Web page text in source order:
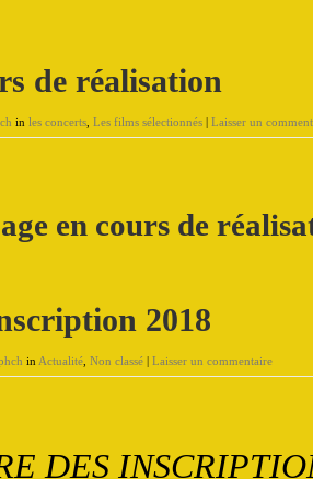
de réalisation
in les concerts Les films sélectionnés | Laisser un
en cours de
2018
in Actualité Non classé | Laisser un commentaire
DES